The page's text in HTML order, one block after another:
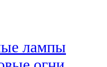
лампы